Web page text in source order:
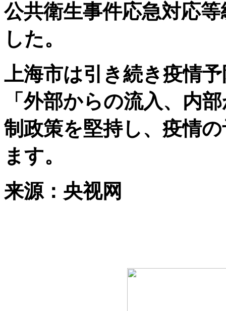
公共衛生事件応急対応
した。
上海市は引き続き疫情
「外部からの流入、内
制政策を堅持し、疫情
ます。
来源：央视网